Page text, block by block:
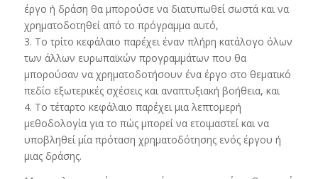
έργο ή δράση θα μπορούσε να διατυπωθεί σωστά και να
χρηματοδοτηθεί από το πρόγραμμα αυτό,
3. Το τρίτο κεφάλαιο παρέχει έναν πλήρη κατάλογο όλων
των άλλων ευρωπαϊκών προγραμμάτων που θα
μπορούσαν να χρηματοδοτήσουν ένα έργο στο θεματικό
πεδίο εξωτερικές σχέσεις και αναπτυξιακή βοήθεια, και
4. Το τέταρτο κεφάλαιο παρέχει μια λεπτομερή
μεθοδολογία για το πώς μπορεί να ετοιμαστεί και να
υποβληθεί μία πρόταση χρηματοδότησης ενός έργου ή
μιας δράσης.